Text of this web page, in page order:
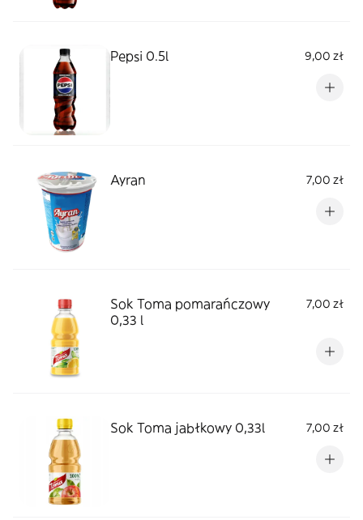
Pepsi 0.5l 9,00 zł
Ayran 7,00 zł
Sok Toma pomarańczowy
0,33 l
7,00 zł
Sok Toma jabłkowy 0,33l 7,00 zł